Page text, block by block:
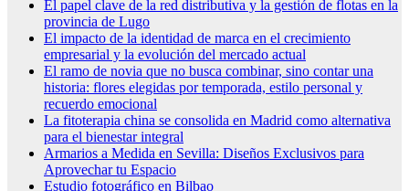
El papel clave de la red distributiva y la gestión de flotas en la
provincia de Lugo
El impacto de la identidad de marca en el crecimiento
empresarial y la evolución del mercado actual
El ramo de novia que no busca combinar, sino contar una
historia: flores elegidas por temporada, estilo personal y
recuerdo emocional
La fitoterapia china se consolida en Madrid como alternativa
para el bienestar integral
Armarios a Medida en Sevilla: Diseños Exclusivos para
Aprovechar tu Espacio
Estudio fotográfico en Bilbao